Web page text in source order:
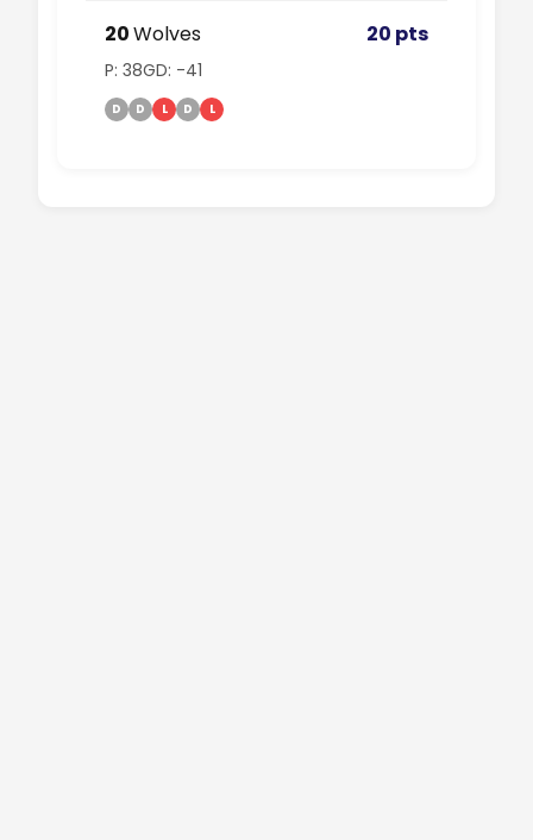
20Wolves 20 pts
P: 38GD: -41
D D L D L